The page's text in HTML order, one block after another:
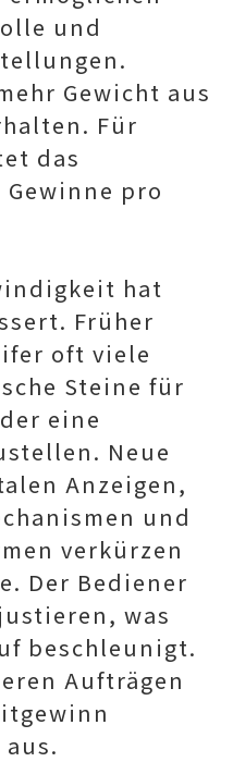
und
Gewicht aus
Für
das
pro
hat
Früher
oft viele
Steine für
eine
Neue
Anzeigen,
und
verkürzen
Der Bediener
was
beschleunigt.
Aufträgen